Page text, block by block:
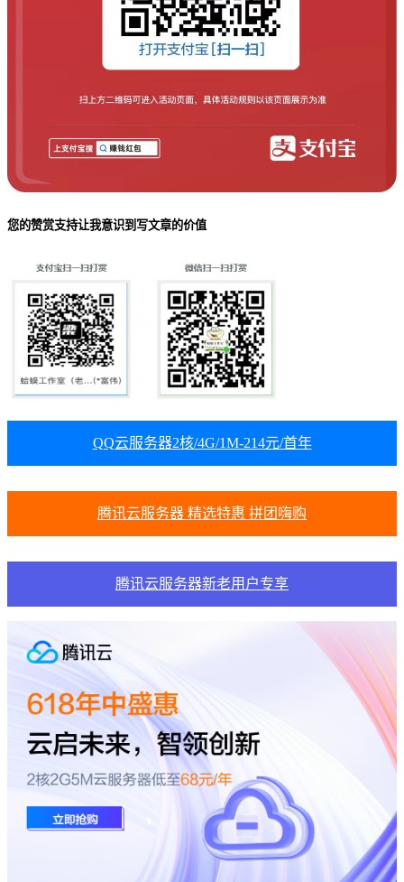
您的赞赏支持让我意识到写文章的价值
QQ云服务器2核/4G/1M-214元/首年
腾讯云服务器 精选特惠 拼团嗨购
腾讯云服务器新老用户专享